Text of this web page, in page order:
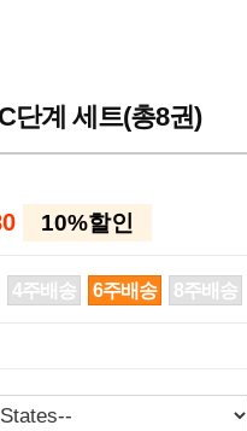
단계 세트(총8권)
10%할인
4주배송 6주배송 8주배송